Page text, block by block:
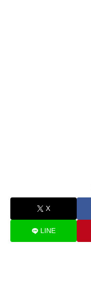
X
LINE